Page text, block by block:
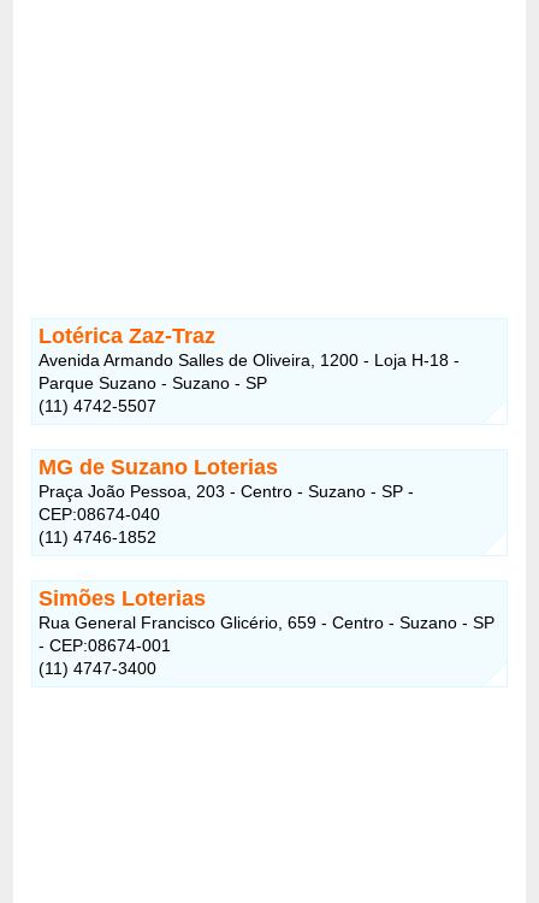
Lotérica Zaz-Traz
Avenida Armando Salles de Oliveira, 1200 - Loja H-18 -
Parque Suzano - Suzano - SP
(11) 4742-5507
MG de Suzano Loterias
Praça João Pessoa, 203 - Centro - Suzano - SP -
CEP:08674-040
(11) 4746-1852
Simões Loterias
Rua General Francisco Glicério, 659 - Centro - Suzano - SP
- CEP:08674-001
(11) 4747-3400